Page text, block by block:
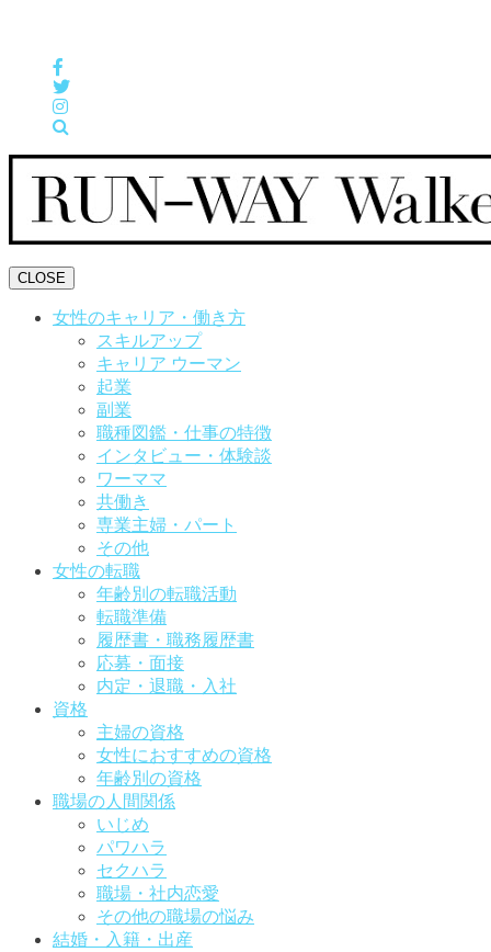
CLOSE
女性のキャリア・働き方
スキルアップ
キャリア ウーマン
起業
副業
職種図鑑・仕事の特徴
インタビュー・体験談
ワーママ
共働き
専業主婦・パート
その他
女性の転職
年齢別の転職活動
転職準備
履歴書・職務履歴書
応募・面接
内定・退職・入社
資格
主婦の資格
女性におすすめの資格
年齢別の資格
職場の人間関係
いじめ
パワハラ
セクハラ
職場・社内恋愛
その他の職場の悩み
結婚・入籍・出産